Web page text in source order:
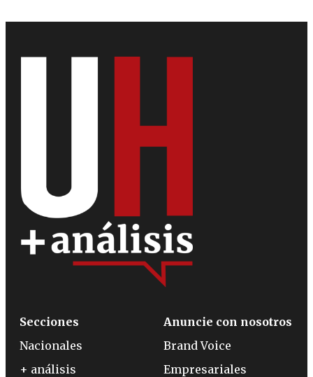
Secciones
Nacionales
+ análisis
Anuncie con nosotros
Brand Voice
Empresariales